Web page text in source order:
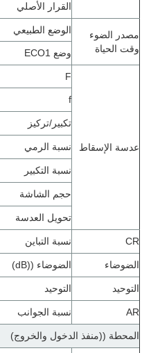
القرار الأصلي
مصدر الضوء
وقت الحياة
الوضع الطبيعي
وضع ECO1
عدسة الإسقاط
F
f
تكبير/تركيز
نسبة الرمي
نسبة التكبير
حجم الشاشة
تحويل العدسة
CR نسبة التباين
الضوضاء الضوضاء ((dB)
التوحيد التوحيد
AR نسبة الجوانب
المحطة ((منفذ الدخول والخروج)